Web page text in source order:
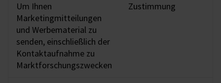
Um Ihnen
Marketingmitteilungen
und Werbematerial zu
senden, einschließlich der
Kontaktaufnahme zu
Marktforschungszwecken
Zustimmung